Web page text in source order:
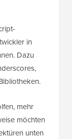
in
Dazu
mehr
möchten
unten